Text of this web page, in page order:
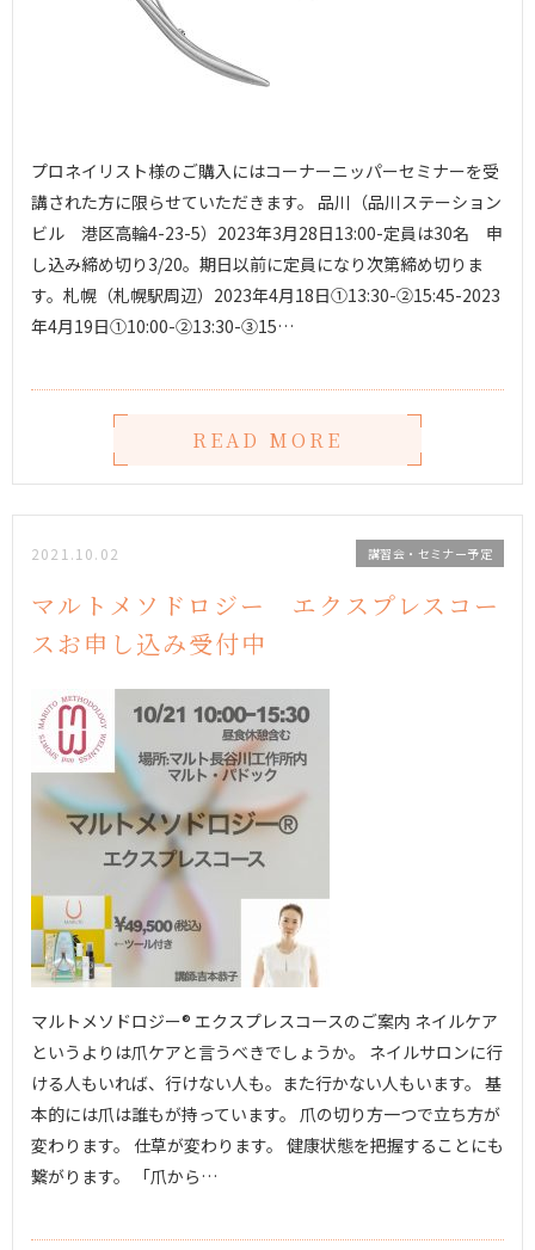
プロネイリスト様のご購入にはコーナーニッパーセミナーを受
講された方に限らせていただきます。 品川（品川ステーション
ビル 港区高輪4-23-5）2023年3月28日13:00-定員は30名 申
し込み締め切り3/20。期日以前に定員になり次第締め切りま
す。札幌（札幌駅周辺）2023年4月18日①13:30-②15:45-2023
年4月19日①10:00-②13:30-③15…
READ MORE
2021.10.02 講習会・セミナー予定
マルトメソドロジー エクスプレスコー
スお申し込み受付中
マルトメソドロジー®︎ エクスプレスコースのご案内 ネイルケア
というよりは爪ケアと言うべきでしょうか。 ネイルサロンに行
ける人もいれば、行けない人も。また行かない人もいます。 基
本的には爪は誰もが持っています。 爪の切り方一つで立ち方が
変わります。 仕草が変わります。 健康状態を把握することにも
繋がります。 「爪から…